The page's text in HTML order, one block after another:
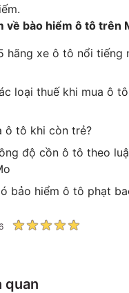
về bào hiểm ô tô trên
hãng xe ô tô nổi tiếng
loại thuế khi mua ô
ô tô khi còn trẻ?
độ cồn ô tô theo
bảo hiểm ô tô phạt
quan